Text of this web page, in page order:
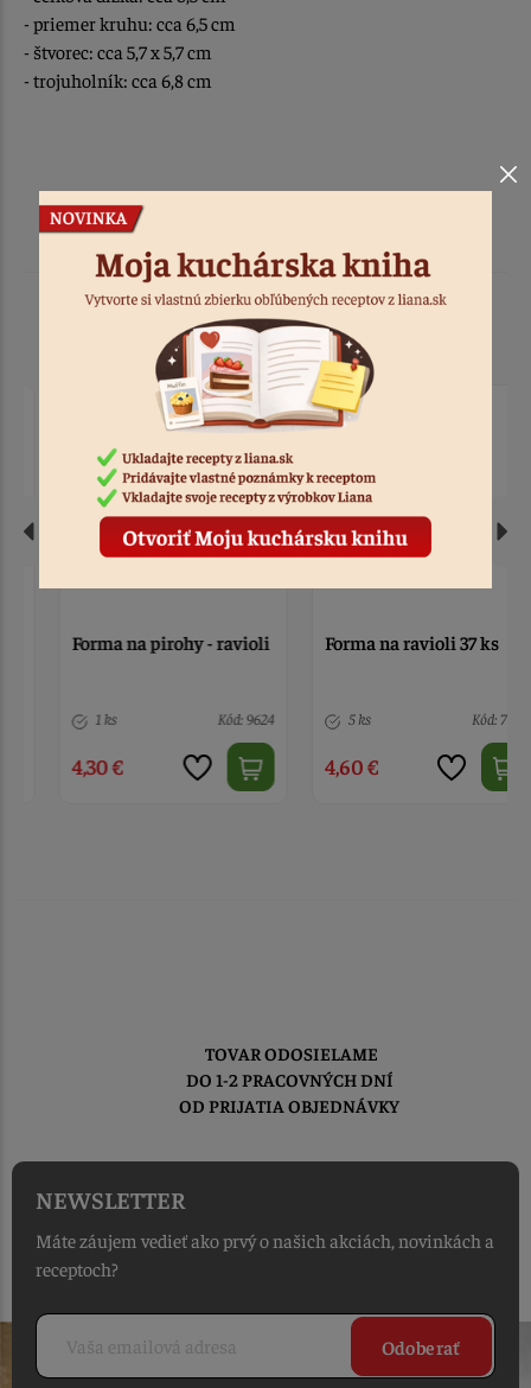
- priemer kruhu: cca 6,5 cm
- štvorec: cca 5,7 x 5,7 cm
- trojuholník: cca 6,8 cm
Podobné produkty
Forma na pirohy - ravioli
1 ks Kód: 9624
4,30 €
Forma na ravioli 37 ks
5 ks Kód: 7775
4,60 €
TOVAR ODOSIELAME
DO 1-2 PRACOVNÝCH DNÍ
OD PRIJATIA OBJEDNÁVKY
NEWSLETTER
Máte záujem vedieť ako prvý o našich akciách, novinkách a
receptoch?
Odoberať